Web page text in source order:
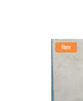
बिहार